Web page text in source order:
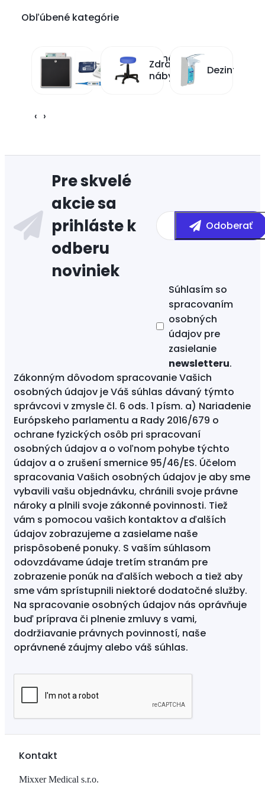
Obľúbené kategórie
Kalibrované
lekárske
prístroje
Zdravotnícky
nábytok
Dezinfekcia
‹ ›
Súhlasím so
spracovaním
osobných
údajov pre
zasielanie
newsletteru.
Zákonným dôvodom spracovanie Vašich
osobných údajov je Váš súhlas dávaný týmto
správcovi v zmysle čl. 6 ods. 1 písm. a) Nariadenie
Európskeho parlamentu a Rady 2016/679 o
ochrane fyzických osôb pri spracovaní
osobných údajov a o voľnom pohybe týchto
údajov a o zrušení smernice 95/46/ES. Účelom
spracovania Vašich osobných údajov je aby sme
vybavili vašu objednávku, chránili svoje právne
nároky a plnili svoje zákonné povinnosti. Tiež
vám s pomocou vašich kontaktov a ďalších
údajov zobrazujeme a zasielame naše
prispôsobené ponuky. S vaším súhlasom
odovzdávame údaje tretím stranám pre
zobrazenie ponúk na ďalších weboch a tiež aby
sme vám sprístupnili niektoré dodatočné služby.
Na spracovanie osobných údajov nás oprávňuje
buď príprava či plnenie zmluvy s vami,
dodržiavanie právnych povinností, naše
oprávnené záujmy alebo váš súhlas.
Kontakt
Mixxer Medical s.r.o.